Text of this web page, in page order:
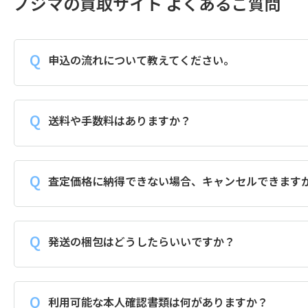
申込の流れについて教えてください。
送料や手数料はありますか？
査定価格に納得できない場合、キャンセルできます
発送の梱包はどうしたらいいですか？
利用可能な本人確認書類は何がありますか？